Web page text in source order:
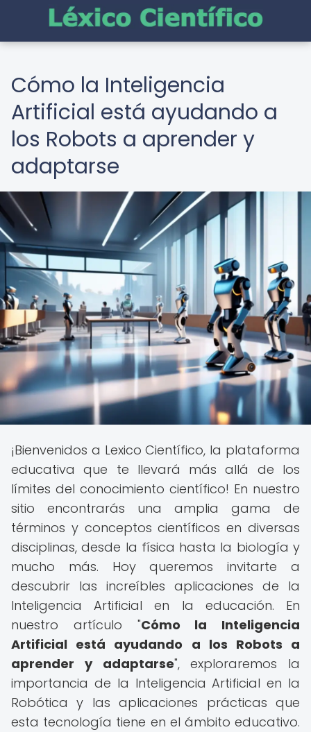
Cómo la Inteligencia
Artificial está ayudando a
los Robots a aprender y
adaptarse
¡Bienvenidos a Lexico Científico, la plataforma
educativa que te llevará más allá de los
límites del conocimiento científico! En nuestro
sitio encontrarás una amplia gama de
términos y conceptos científicos en diversas
disciplinas, desde la física hasta la biología y
mucho más. Hoy queremos invitarte a
descubrir las increíbles aplicaciones de la
Inteligencia Artificial en la educación. En
nuestro artículo "Cómo la Inteligencia
Artificial está ayudando a los Robots a
aprender y adaptarse", exploraremos la
importancia de la Inteligencia Artificial en la
Robótica y las aplicaciones prácticas que
esta tecnología tiene en el ámbito educativo.